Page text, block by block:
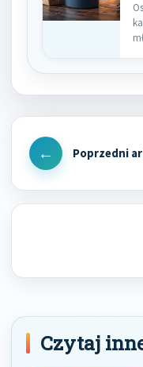
Nawigacja
wpisu
Previous
Czytaj